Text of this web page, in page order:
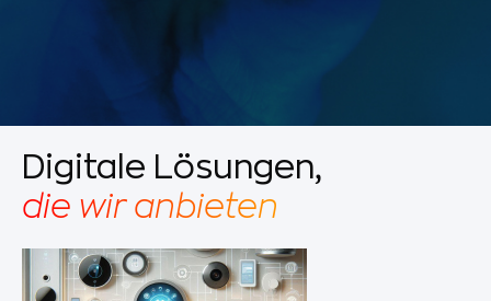
Digitale Lösungen,
die wir anbieten